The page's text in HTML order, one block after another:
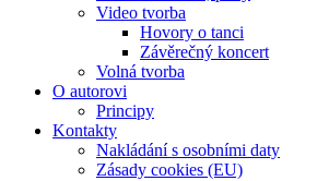
Video tvorba
Hovory o tanci
Závěrečný koncert
Volná tvorba
O autorovi
Principy
Kontakty
Nakládání s osobními daty
Zásady cookies (EU)